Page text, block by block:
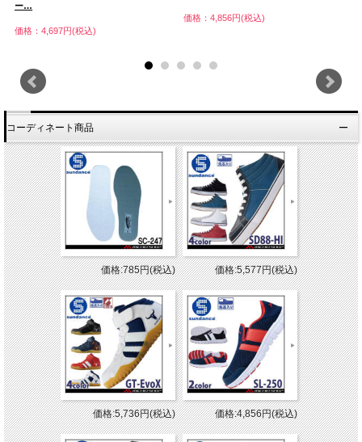
ー…
価格：4,697円(税込)
価格：4,856円(税込)
コーディネート商品
価格:785円(税込) 価格:5,577円(税込)
価格:5,736円(税込) 価格:4,856円(税込)